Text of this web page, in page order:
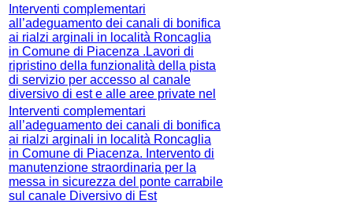
Interventi complementari
all’adeguamento dei canali di bonifica
ai rialzi arginali in località Roncaglia
in Comune di Piacenza .Lavori di
ripristino della funzionalità della pista
di servizio per accesso al canale
diversivo di est e alle aree private nel
Interventi complementari
all’adeguamento dei canali di bonifica
ai rialzi arginali in località Roncaglia
in Comune di Piacenza. Intervento di
manutenzione straordinaria per la
messa in sicurezza del ponte carrabile
sul canale Diversivo di Est